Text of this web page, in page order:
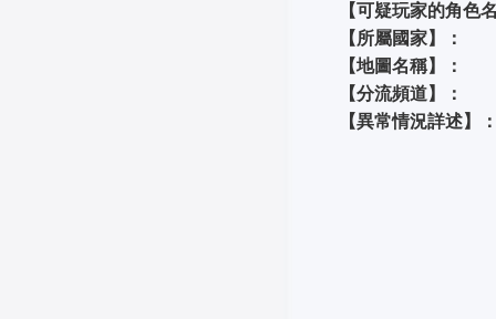
【可疑玩家的角色
【所屬國家】：
【地圖名稱】：
【分流頻道】：
【異常情況詳述